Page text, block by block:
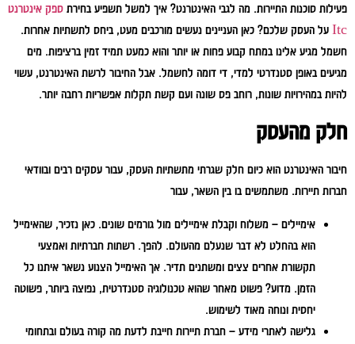
פעילות סוכנות התיירות. מה לגבי האינטרנט? איך למשל תשפיע בחירת ספק אינטרנט
Itc על העסק שלכם? כאן העניינים נעשים מורכבים מעט, ביחס לתשתיות אחרות.
חשמל מגיע אלינו במתח קבוע פחות או יותר והוא כמעט תמיד זמין ברציפות. מים
מגיעים באופן סטנדרטי למדי, די דומה לחשמל. אבל החיבור לרשת האינטרנט, עשוי
להיות במהירויות שונות, רוחב פס שונה ועם קשת תקלות אפשריות רחבה יותר.
חלק מהעסק
חיבור האינטרנט הוא כיום חלק שגרתי מתשתיות העסק, עבור עסקים רבים ובוודאי
חברות תיירות. משתמשים בו בין השאר, עבור
אימיילים – משלוח וקבלת אימיילים מול גורמים שונים. כאן נזכיר, שהאימייל
הוא בהחלט לא דבר שנעלם מהעולם. להפך. רשתות חברתיות ואמצעי
תקשורת אחרים צצים ומשתנים תדיר. אך האימייל הצנוע נשאר איתנו כל
הזמן. מדוע? פשוט מאחר שהוא טכנולוגיה סטנדרטית, נפוצה ביותר, פשוטה
יחסית ונוחה מאוד לשימוש.
גלישה לאתרי מידע – חברת תיירות חייבת לדעת מה קורה בעולם ובתחומי